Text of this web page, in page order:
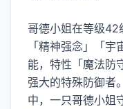
哥德小姐在等级42
「精神强念」「
能，特性「魔法防
强大的特殊防御者
中，一只哥德小姐